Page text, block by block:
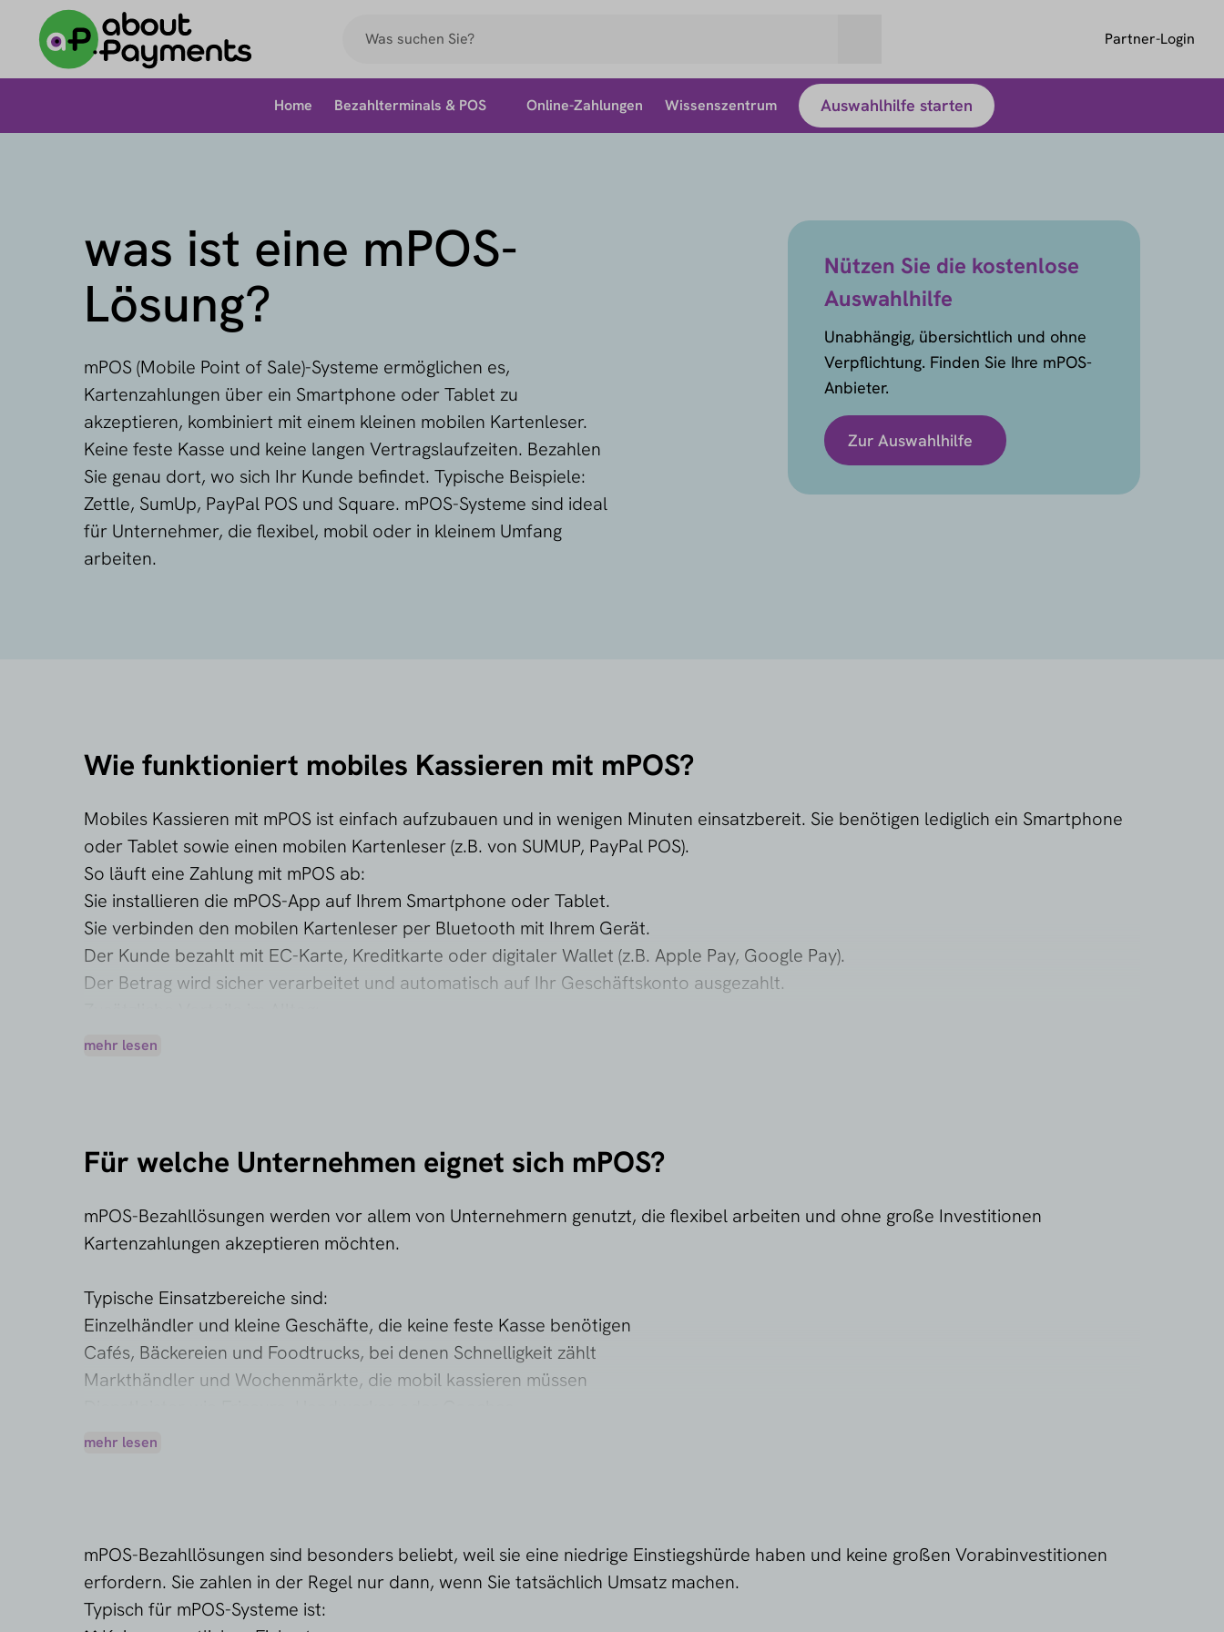
Partner-Login
Home Bezahlterminals & POS Online-Zahlungen Wissenszentrum Auswahlhilfe starten
was ist eine mPOS-
Lösung?
mPOS (Mobile Point of Sale)-Systeme ermöglichen es,
Kartenzahlungen über ein Smartphone oder Tablet zu
akzeptieren, kombiniert mit einem kleinen mobilen Kartenleser.
Keine feste Kasse und keine langen Vertragslaufzeiten. Bezahlen
Sie genau dort, wo sich Ihr Kunde befindet. Typische Beispiele:
Zettle, SumUp, PayPal POS und Square. mPOS-Systeme sind ideal
für Unternehmer, die flexibel, mobil oder in kleinem Umfang
arbeiten.
Nützen Sie die kostenlose
Auswahlhilfe
Unabhängig, übersichtlich und ohne
Verpflichtung. Finden Sie Ihre mPOS-
Anbieter.
Zur Auswahlhilfe
Wie funktioniert mobiles Kassieren mit mPOS?
Mobiles Kassieren mit mPOS ist einfach aufzubauen und in wenigen Minuten einsatzbereit. Sie benötigen lediglich ein Smartphone
oder Tablet sowie einen mobilen Kartenleser (z.B. von SUMUP, PayPal POS).
So läuft eine Zahlung mit mPOS ab:
Sie installieren die mPOS-App auf Ihrem Smartphone oder Tablet.
Sie verbinden den mobilen Kartenleser per Bluetooth mit Ihrem Gerät.
Der Kunde bezahlt mit EC-Karte, Kreditkarte oder digitaler Wallet (z.B. Apple Pay, Google Pay).
Der Betrag wird sicher verarbeitet und automatisch auf Ihr Geschäftskonto ausgezahlt.
✔️ Belegversand per E-Mail oder App
mehr lesen
Für welche Unternehmen eignet sich mPOS?
mPOS-Bezahllösungen werden vor allem von Unternehmern genutzt, die flexibel arbeiten und ohne große Investitionen
Kartenzahlungen akzeptieren möchten.
Typische Einsatzbereiche sind:
Einzelhändler und kleine Geschäfte, die keine feste Kasse benötigen
Cafés, Bäckereien und Foodtrucks, bei denen Schnelligkeit zählt
Markthändler und Wochenmärkte, die mobil kassieren müssen
Startups und Nebenselbstständige, die einfach starten wollen
Wann ist mPOS weniger geeignet? Bei dauerhaft hohen Umsätzen, mehreren Mitarbeitern oder komplexen Abläufen stoßen mPOS-
Systeme schnell an ihre Grenzen. In diesen Fällen ist ein klassisches Kassensystem oder eine POS-Lösung oft die bessere Wahl.
mehr lesen
mPOS-Bezahllösungen sind besonders beliebt, weil sie eine niedrige Einstiegshürde haben und keine großen Vorabinvestitionen
erfordern. Sie zahlen in der Regel nur dann, wenn Sie tatsächlich Umsatz machen.
Typisch für mPOS-Systeme ist: